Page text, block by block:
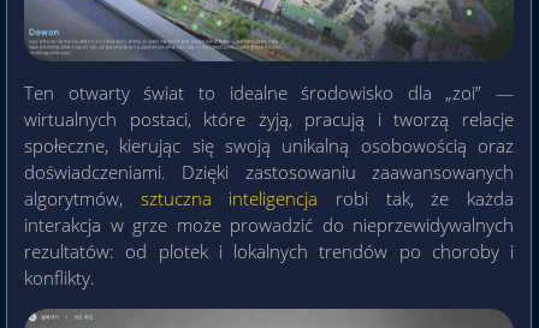
Ten otwarty świat to idealne środowisko dla „zoi” —
wirtualnych postaci, które żyją, pracują i tworzą relacje
społeczne, kierując się swoją unikalną osobowością oraz
doświadczeniami. Dzięki zastosowaniu zaawansowanych
algorytmów, sztuczna inteligencja robi tak, że każda
interakcja w grze może prowadzić do nieprzewidywalnych
rezultatów: od plotek i lokalnych trendów po choroby i
konflikty.